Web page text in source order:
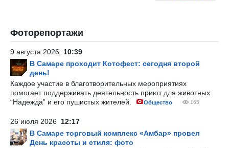
Фоторепортажи
9 августа 2026 10:39
В Самаре проходит Котофест: сегодня второй
день!
Каждое участие в благотворительных мероприятиях
помогает поддерживать деятельность приют для животных
“Надежда” и его пушистых жителей.
Общество 165
26 июля 2026 12:17
В Самаре торговый комплекс «Амбар» провел
День красоты и стиля: фото